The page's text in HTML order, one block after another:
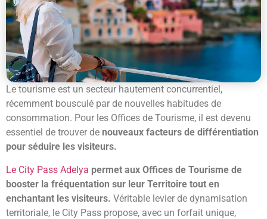
Le tourisme est un secteur hautement concurrentiel,
récemment bousculé par de nouvelles habitudes de
consommation. Pour les Offices de Tourisme, il est devenu
essentiel de trouver de nouveaux facteurs de différentiation
pour séduire les visiteurs.
Le City Pass Adelya permet aux Offices de Tourisme de
booster la fréquentation sur leur Territoire tout en
enchantant les visiteurs. Véritable levier de dynamisation
territoriale, le City Pass propose, avec un forfait unique,